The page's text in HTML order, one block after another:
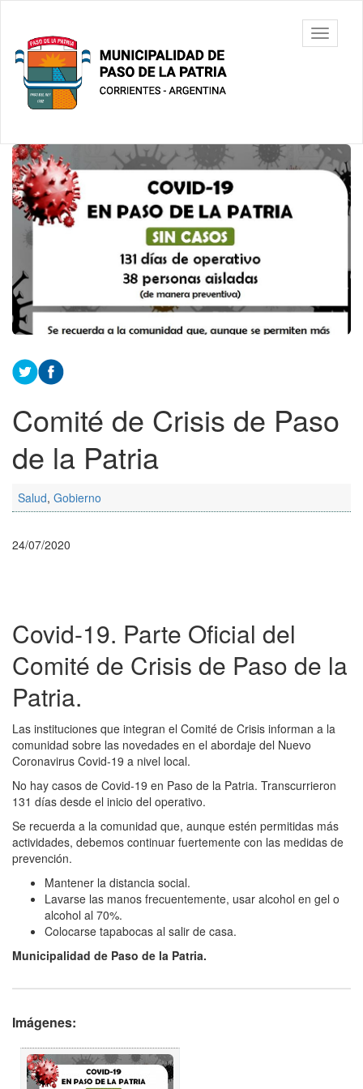
contenido
principal
Municipalidad
de Paso De
La Patria
barra
Contenido
principal
Comité de Crisis de Paso
de la Patria
Salud, Gobierno
24/07/2020
Covid-19. Parte Oficial del
Comité de Crisis de Paso de la
Patria.
Las instituciones que integran el Comité de Crisis informan a la
comunidad sobre las novedades en el abordaje del Nuevo
Coronavirus Covid-19 a nivel local.
No hay casos de Covid-19 en Paso de la Patria. Transcurrieron
131 días desde el inicio del operativo.
Se recuerda a la comunidad que, aunque estén permitidas más
actividades, debemos continuar fuertemente con las medidas de
prevención.
Mantener la distancia social.
Lavarse las manos frecuentemente, usar alcohol en gel o
alcohol al 70%.
Colocarse tapabocas al salir de casa.
Municipalidad de Paso de la Patria.
Imágenes: